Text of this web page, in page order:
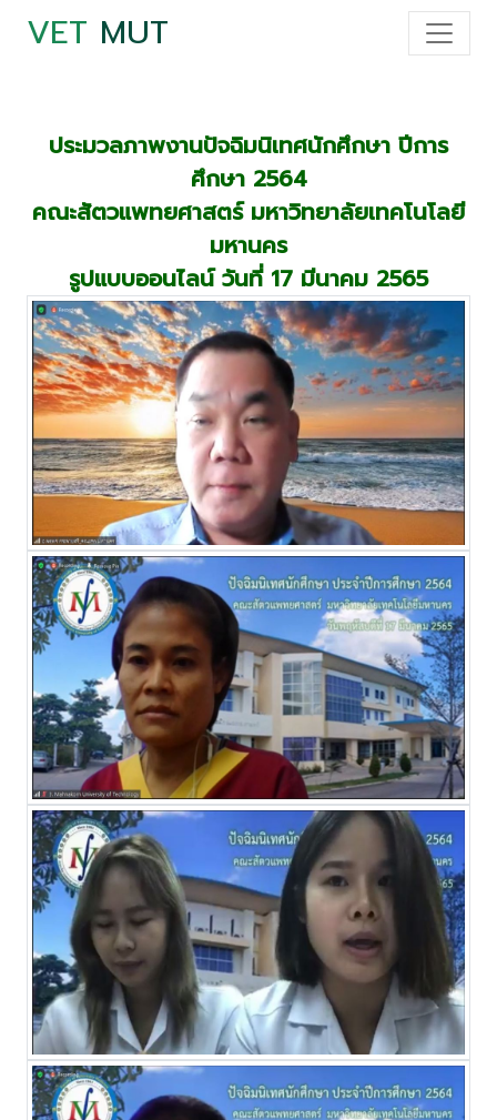
VET MUT
ประมวลภาพงานปัจฉิมนิเทศนักศึกษา ปีการ
ศึกษา 2564
คณะสัตวแพทยศาสตร์ มหาวิทยาลัยเทคโนโลยี
มหานคร
รูปแบบออนไลน์ วันที่ 17 มีนาคม 2565